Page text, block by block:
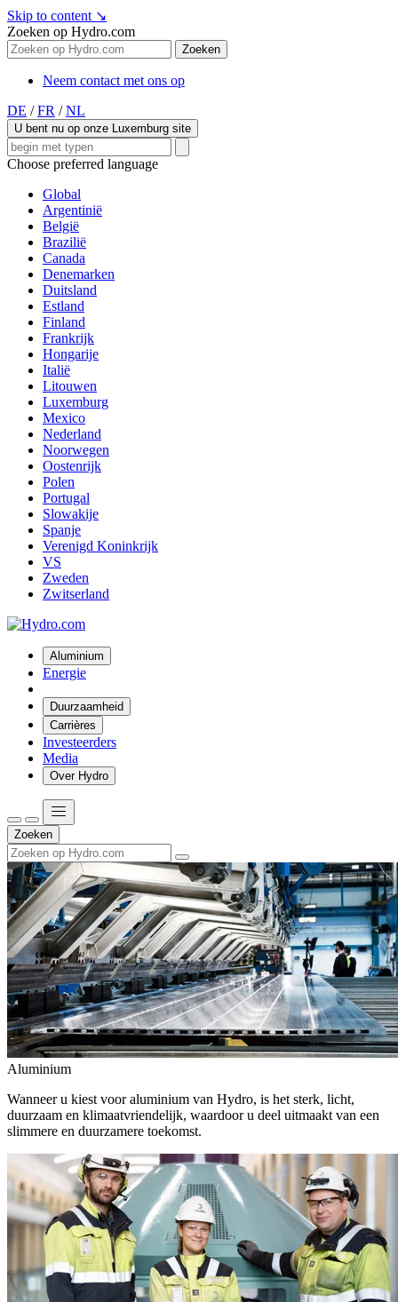
Skip to content ↘
Zoeken op Hydro.com
Zoeken
Neem contact met ons op
DE / FR / NL
U bent nu op onze Luxemburg site
Choose preferred language
Global
Argentinië
België
Brazilië
Canada
Denemarken
Duitsland
Estland
Finland
Frankrijk
Hongarije
Italië
Litouwen
Luxemburg
Mexico
Nederland
Noorwegen
Oostenrijk
Polen
Portugal
Slowakije
Spanje
Verenigd Koninkrijk
VS
Zweden
Zwitserland
Aluminium
Energie
Duurzaamheid
Carrières
Investeerders
Media
Over Hydro
Zoeken
Aluminium
Wanneer u kiest voor aluminium van Hydro, is het sterk, licht,
duurzaam en klimaatvriendelijk, waardoor u deel uitmaakt van een
slimmere en duurzamere toekomst.